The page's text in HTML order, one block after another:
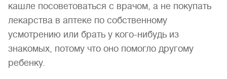
кашле посоветоваться с врачом, а не покупать
лекарства в аптеке по собственному
усмотрению или брать у кого-нибудь из
знакомых, потому что оно помогло другому
ребенку.